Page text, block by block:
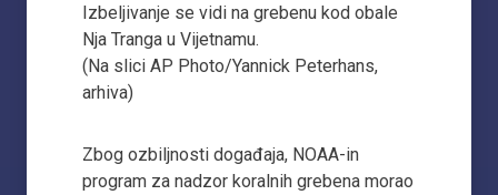
Izbeljivanje se vidi na grebenu kod obale
Nja Tranga u Vijetnamu.
(Na slici AP Photo/Yannick Peterhans,
arhiva)
Zbog ozbiljnosti događaja, NOAA-in
program za nadzor koralnih grebena morao